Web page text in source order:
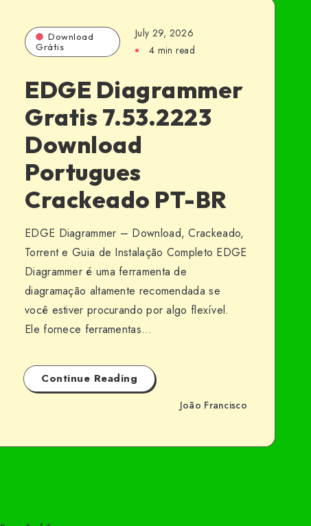
Download
Grátis
July 29, 2026
4 min read
EDGE Diagrammer
Gratis 7.53.2223
Download
Portugues
Crackeado PT-BR
EDGE Diagrammer – Download, Crackeado,
Torrent e Guia de Instalação Completo EDGE
Diagrammer é uma ferramenta de
diagramação altamente recomendada se
você estiver procurando por algo flexível.
Ele fornece ferramentas…
Continue Reading
João Francisco